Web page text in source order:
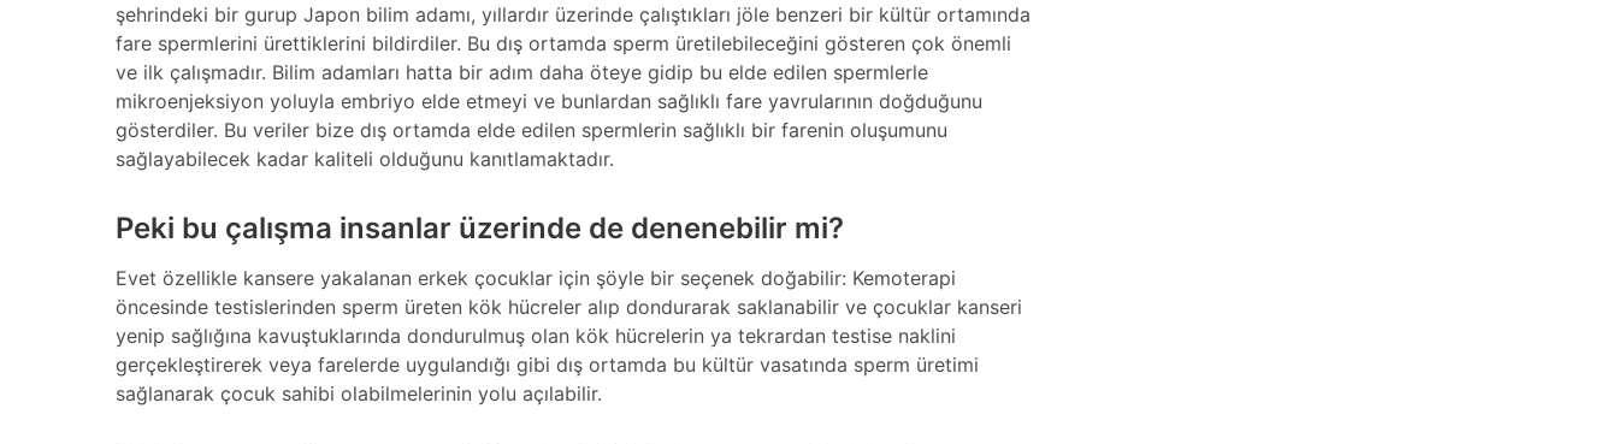
şehrindeki bir gurup Japon bilim adamı, yıllardır üzerinde çalıştıkları jöle benzeri bir kültür ortamında
fare spermlerini ürettiklerini bildirdiler. Bu dış ortamda sperm üretilebileceğini gösteren çok önemli
ve ilk çalışmadır. Bilim adamları hatta bir adım daha öteye gidip bu elde edilen spermlerle
mikroenjeksiyon yoluyla embriyo elde etmeyi ve bunlardan sağlıklı fare yavrularının doğduğunu
gösterdiler. Bu veriler bize dış ortamda elde edilen spermlerin sağlıklı bir farenin oluşumunu
sağlayabilecek kadar kaliteli olduğunu kanıtlamaktadır.
Peki bu çalışma insanlar üzerinde de denenebilir mi?
Evet özellikle kansere yakalanan erkek çocuklar için şöyle bir seçenek doğabilir: Kemoterapi
öncesinde testislerinden sperm üreten kök hücreler alıp dondurarak saklanabilir ve çocuklar kanseri
yenip sağlığına kavuştuklarında dondurulmuş olan kök hücrelerin ya tekrardan testise naklini
gerçekleştirerek veya farelerde uygulandığı gibi dış ortamda bu kültür vasatında sperm üretimi
sağlanarak çocuk sahibi olabilmelerinin yolu açılabilir.